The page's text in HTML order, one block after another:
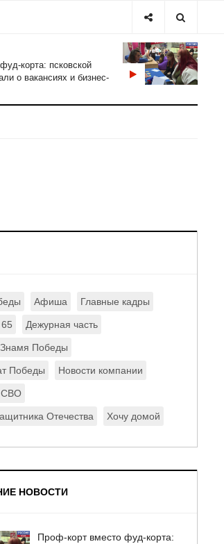
корта: псковской
о вакансиях и бизнес-
Афиша Главные кадры
Дежурная часть
Победы
Победы Новости компании
СВО
Отечества Хочу домой
НОВОСТИ
Проф-корт вместо фуд-корта: